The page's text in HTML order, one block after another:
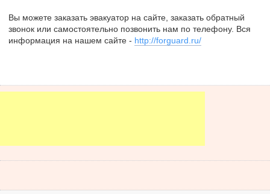
Вы можете заказать эвакуатор на сайте, заказать обратный
звонок или самостоятельно позвонить нам по телефону. Вся
информация на нашем сайте - http://forguard.ru/